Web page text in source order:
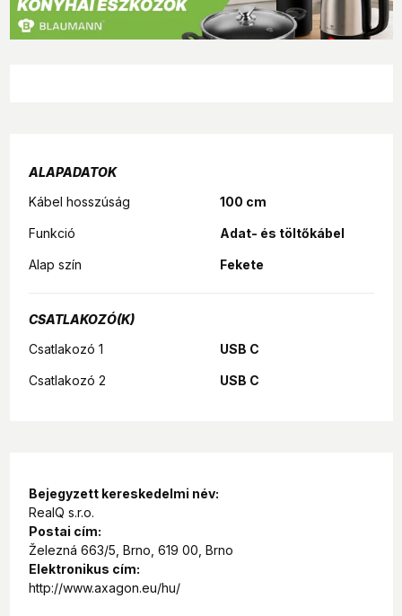
ALAPADATOK
Kábel hosszúság
100 cm
Funkció Adat- és töltőkábel
Alap szín Fekete
CSATLAKOZÓ(K)
Csatlakozó 1
USB C
Csatlakozó 2 USB C
Bejegyzett kereskedelmi név:
RealQ s.r.o.
Postai cím:
Železná 663/5, Brno, 619 00, Brno
Elektronikus cím:
http://www.axagon.eu/hu/